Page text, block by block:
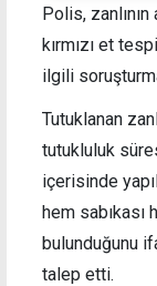
Polis,
kırmızı et
ilgili
Tutuklanan
tutukluluk
içerisinde
hem sabıkası
bulunduğunu
talep etti.